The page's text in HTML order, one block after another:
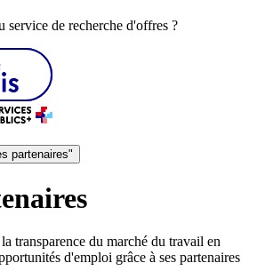
service de recherche d'offres ?
partenaires"
transparence du marché du travail en
d'emploi grâce à ses partenaires